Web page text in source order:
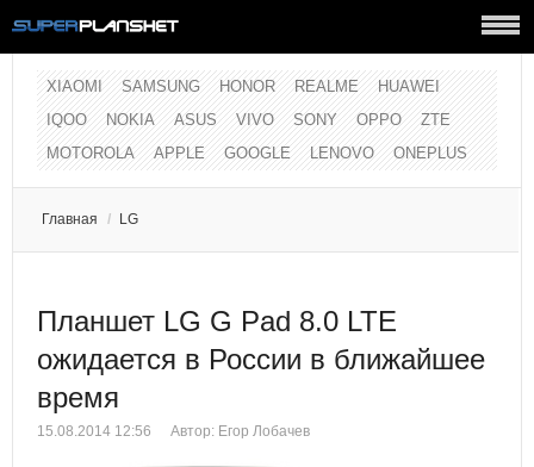
XIAOMI SAMSUNG HONOR REALME
HUAWEI
IQOO
NOKIA ASUS VIVO SONY OPPO
ZTE
MOTOROLA
APPLE GOOGLE LENOVO ONEPLUS
Главная / LG
Планшет LG G Pad 8.0 LTE
ожидается в России в ближайшее
время
15.08.2014 12:56 Автор: Егор Лобачев